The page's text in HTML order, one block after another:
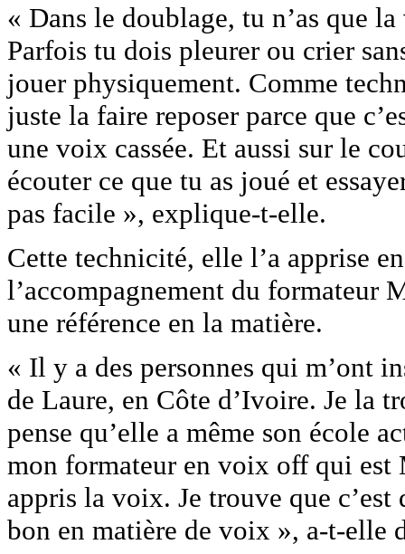
« Dans le doublage, tu n’as que
Parfois tu dois pleurer ou crier
jouer physiquement. Comme
juste la faire reposer parce que
une voix cassée. Et aussi sur le
écouter ce que tu as joué et
pas facile », explique-t-elle.
Cette technicité, elle l’a apprise
l’accompagnement du formateur
une référence en la matière.
« Il y a des personnes qui m’ont
de Laure, en Côte d’Ivoire. Je la
pense qu’elle a même son école
mon formateur en voix off qui est
appris la voix. Je trouve que c’est
bon en matière de voix », a-t-elle